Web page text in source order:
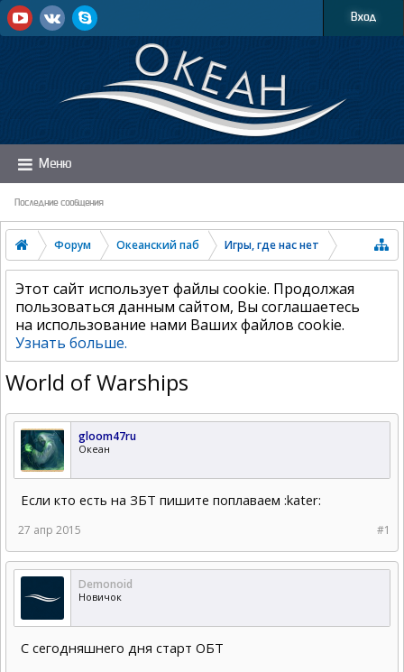
Вход
Меню
Последние сообщения
Форум Океанский паб Игры, где нас нет
Этот сайт использует файлы cookie. Продолжая
пользоваться данным сайтом, Вы соглашаетесь
на использование нами Ваших файлов cookie.
Узнать больше.
World of Warships
gloom47ru
Океан
Если кто есть на ЗБТ пишите поплаваем :kater:
#1
27 апр 2015
Demonoid
Новичок
С сегодняшнего дня старт ОБТ